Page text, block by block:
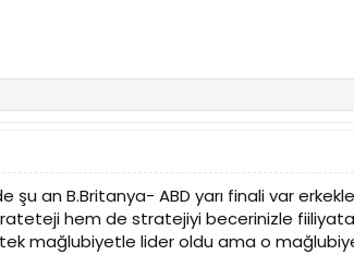
şu an B.Britanya- ABD yarı finali var
hem de stratejiyi becerinizle
mağlubiyetle lider oldu ama o mağlubiyet